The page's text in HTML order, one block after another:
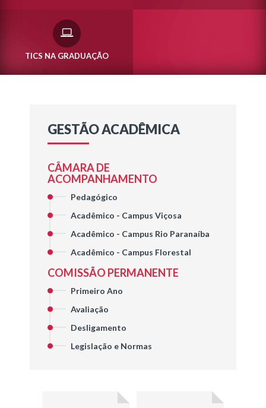
TICS NA GRADUAÇÃO
GESTÃO ACADÊMICA
CÂMARA DE
ACOMPANHAMENTO
Pedagógico
Acadêmico - Campus Viçosa
Acadêmico - Campus Rio Paranaíba
Acadêmico - Campus Florestal
COMISSÃO PERMANENTE
Primeiro Ano
Avaliação
Desligamento
Legislação e Normas